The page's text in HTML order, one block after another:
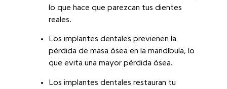
lo que hace que parezcan tus dientes
reales.
Los implantes dentales previenen la
pérdida de masa ósea en la mandíbula, lo
que evita una mayor pérdida ósea.
Los implantes dentales restauran tu